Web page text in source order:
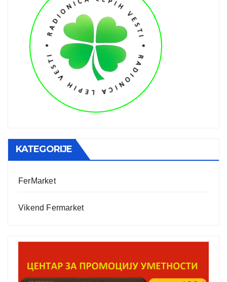
KATEGORIJE
FerMarket
Vikend Fermarket